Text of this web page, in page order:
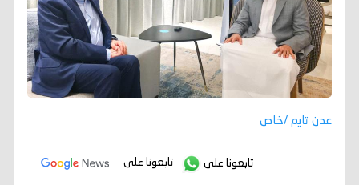
عدن تايم /خاص
تابعونا على تابعونا على